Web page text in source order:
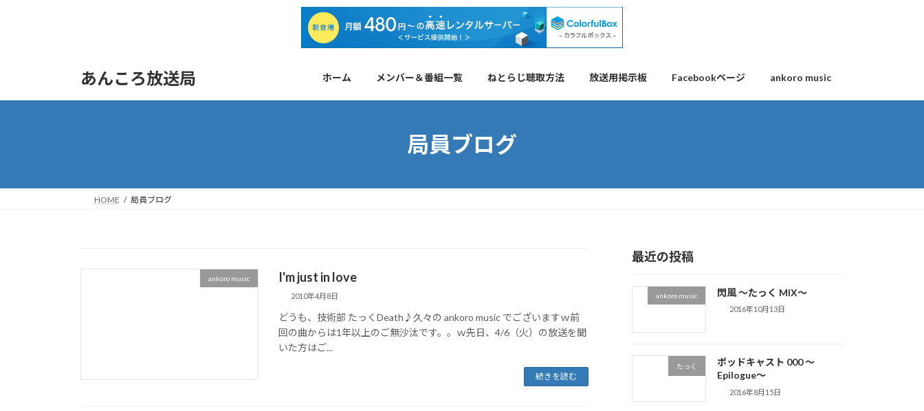
あんころ放送局 ホーム メンバー＆番組一覧 ねとらじ聴取方法 放送用掲示板 Facebookページ ankoro music
局員ブログ
HOME 局員ブログ
ankoro music I'm just in love
2010年4月8日
どうも、技術部 たっくDeath♪久々の ankoro music でございますｗ前
回の曲からは1年以上のご無沙汰です。。ｗ先日、4/6（火）の放送を聞
いた方はご...
続きを読む
最近の投稿
ankoro music 閃風 ～たっく MIX～
2016年10月13日
たっく
ポッドキャスト 000 ～
Epilogue～
2016年8月15日